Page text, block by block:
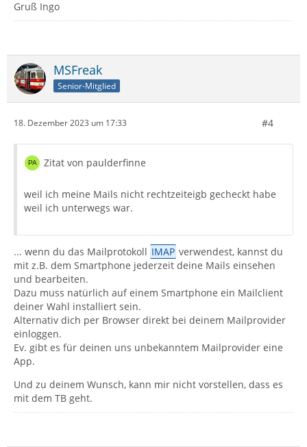
Gruß Ingo
MSFreak
Senior-Mitglied
18. Dezember 2023 um 17:33 #4
Zitat von paulderfinne
weil ich meine Mails nicht rechtzeiteigb gecheckt habe
weil ich unterwegs war.
... wenn du das Mailprotokoll IMAP verwendest, kannst du
mit z.B. dem Smartphone jederzeit deine Mails einsehen
und bearbeiten.
Dazu muss natürlich auf einem Smartphone ein Mailclient
deiner Wahl installiert sein.
Alternativ dich per Browser direkt bei deinem Mailprovider
einloggen.
Ev. gibt es für deinen uns unbekanntem Mailprovider eine
App.
Und zu deinem Wunsch, kann mir nicht vorstellen, dass es
mit dem TB geht.